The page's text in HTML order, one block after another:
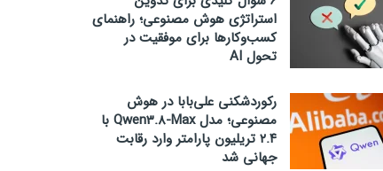
استراتژی هوش مصنوعی؛ راهنمای
کسب‌وکارها برای موفقیت در
تحول AI
رکوردشکنی علی‌بابا در هوش
مصنوعی؛ مدل Qwen3.8-Max با
۲.۴ تریلیون پارامتر وارد رقابت
جهانی شد